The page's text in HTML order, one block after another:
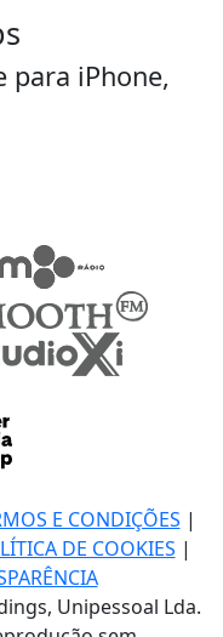
para iPhone,
E CONDIÇÕES |
DE COOKIES |
Unipessoal Lda.